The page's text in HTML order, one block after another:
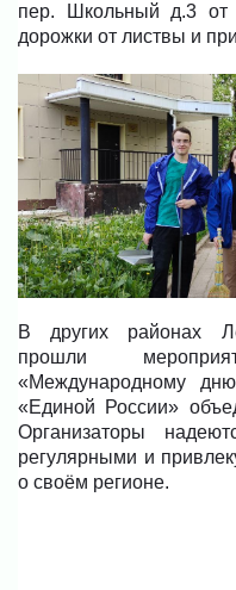
пер. Школьный д.3 от
дорожки от листвы и
В других районах
прошли
«Международному
«Единой России»
Организаторы
регулярными и
о своём регионе.